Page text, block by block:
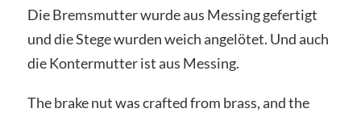
Die Bremsmutter wurde aus Messing gefertigt
und die Stege wurden weich angelötet. Und auch
die Kontermutter ist aus Messing.
The brake nut was crafted from brass, and the